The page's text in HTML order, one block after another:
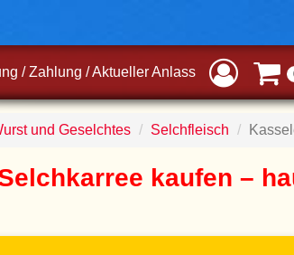
/ Zahlung /Aktueller Anlass
und Geselchtes Selchfleisch
kaufen –